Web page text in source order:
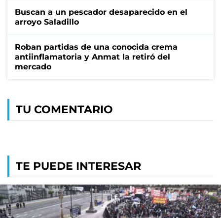
Buscan a un pescador desaparecido en el
arroyo Saladillo
Roban partidas de una conocida crema
antiinflamatoria y Anmat la retiró del
mercado
TU COMENTARIO
TE PUEDE INTERESAR